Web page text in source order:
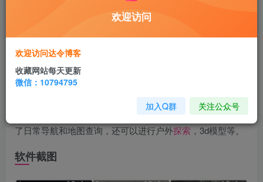
软件介绍
一款高清卫星
业的3d世界地图软件，类似于谷歌地球。使用方便的卫星地
，功能类似谷歌地球，但是提供了许多实用功能，除
了日常导航和地图查询，还可以进行户外探索，3d模型等。
软件截图
欢迎访问
欢迎访问达令博客
收藏网站每天更新
微信：10794795
加入Q群 关注公众号